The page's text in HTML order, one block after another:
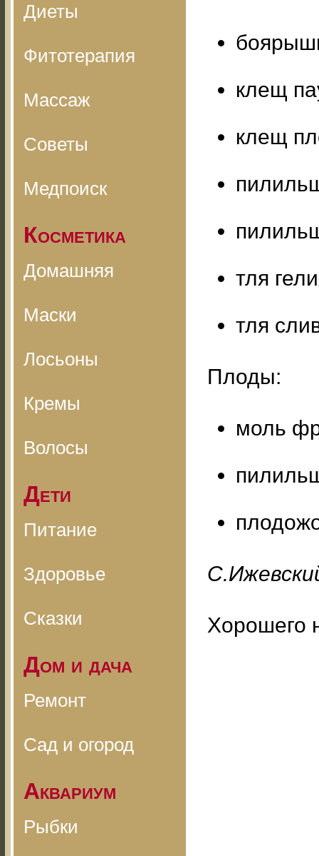
Диеты
Фитотерапия
Массаж
Советы
Медпоиск
Косметика
Домашняя
Маски
Лосьоны
Кремы
Волосы
Дети
Питание
Здоровье
Сказки
Дом и дача
Ремонт
Сад и огород
Аквариум
Рыбки
клещ
клещ
тля
тля
Плоды:
моль
Хорошего